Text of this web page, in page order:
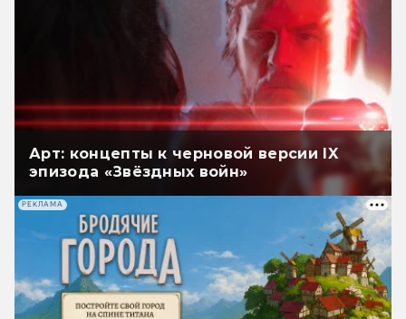
Арт: концепты к черновой версии IX
эпизода «Звёздных войн»
РЕКЛАМА